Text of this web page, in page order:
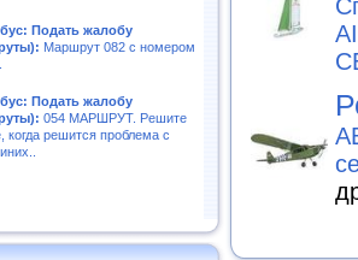
Подать жалобу
Маршрут 082 с номером
Подать жалобу
054 МАРШРУТ. Решите
когда решится проблема с